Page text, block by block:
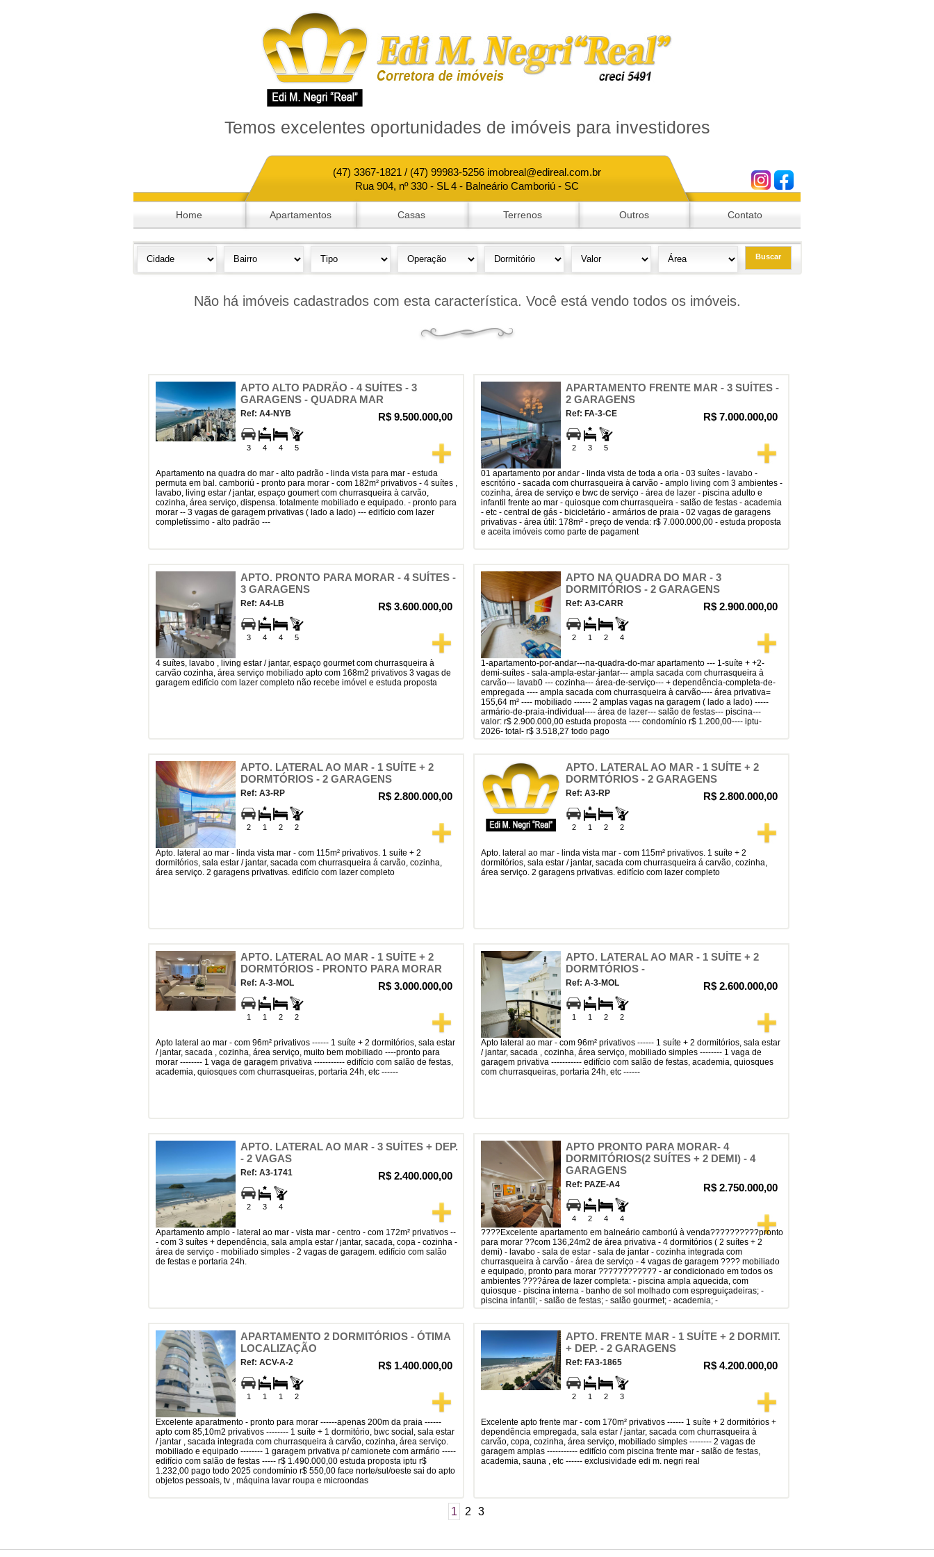
Temos excelentes oportunidades de imóveis para investidores
(47) 3367-1821 / (47) 99983-5256 imobreal@edireal.com.br
Rua 904, nº 330 - SL 4 - Balneário Camboriú - SC
Home Apartamentos Casas Terrenos Outros Contato
Buscar
Não há imóveis cadastrados com esta característica. Você está vendo todos os imóveis.
APTO ALTO PADRÃO - 4 SUÍTES - 3
GARAGENS - QUADRA MAR
Ref: A4-NYB R$ 9.500.000,00
3 4 4 5
apartamento na quadra do mar - alto padrão - linda vista para mar - estuda
permuta em bal. camboriú - pronto para morar - com 182m² privativos - 4 suítes ,
lavabo, living estar / jantar, espaço goumert com churrasqueira à carvão,
cozinha, área serviço, dispensa. totalmente mobiliado e equipado. - pronto para
morar -- 3 vagas de garagem privativas ( lado a lado) --- edifício com lazer
completíssimo - alto padrão ---
APARTAMENTO FRENTE MAR - 3 SUÍTES -
2 GARAGENS
Ref: FA-3-CE R$ 7.000.000,00
2 3 5
01 apartamento por andar - linda vista de toda a orla - 03 suítes - lavabo -
escritório - sacada com churrasqueira à carvão - amplo living com 3 ambientes -
cozinha, área de serviço e bwc de serviço - área de lazer - piscina adulto e
infantil frente ao mar - quiosque com churrasqueira - salão de festas - academia
- etc - central de gás - bicicletário - armários de praia - 02 vagas de garagens
privativas - área útil: 178m² - preço de venda: r$ 7.000.000,00 - estuda proposta
e aceita imóveis como parte de pagament
APTO. PRONTO PARA MORAR - 4 SUÍTES -
3 GARAGENS
Ref: A4-LB R$ 3.600.000,00
3 4 4 5
4 suítes, lavabo , living estar / jantar, espaço gourmet com churrasqueira à
carvão cozinha, área serviço mobiliado apto com 168m2 privativos 3 vagas de
garagem edifício com lazer completo não recebe imóvel e estuda proposta
APTO NA QUADRA DO MAR - 3
DORMITÓRIOS - 2 GARAGENS
Ref: A3-CARR R$ 2.900.000,00
2 1 2 4
1-apartamento-por-andar---na-quadra-do-mar apartamento --- 1-suíte + +2-
demi-suítes - sala-ampla-estar-jantar--- ampla sacada com churrasqueira à
carvão--- lavab0 --- cozinha--- área-de-serviço--- + dependência-completa-de-
empregada ---- ampla sacada com churrasqueira à carvão---- área privativa=
155,64 m² ---- mobiliado ------ 2 amplas vagas na garagem ( lado a lado) -----
armário-de-praia-individual---- área de lazer--- salão de festas--- piscina---
valor: r$ 2.900.000,00 estuda proposta ---- condomínio r$ 1.200,00---- iptu-
2026- total- r$ 3.518,27 todo pago
APTO. LATERAL AO MAR - 1 SUÍTE + 2
DORMTÓRIOS - 2 GARAGENS
Ref: A3-RP R$ 2.800.000,00
2 1 2 2
apto. lateral ao mar - linda vista mar - com 115m² privativos. 1 suíte + 2
dormitórios, sala estar / jantar, sacada com churrasqueira á carvão, cozinha,
área serviço. 2 garagens privativas. edifício com lazer completo
APTO. LATERAL AO MAR - 1 SUÍTE + 2
DORMTÓRIOS - 2 GARAGENS
Ref: A3-RP R$ 2.800.000,00
2 1 2 2
apto. lateral ao mar - linda vista mar - com 115m² privativos. 1 suíte + 2
dormitórios, sala estar / jantar, sacada com churrasqueira á carvão, cozinha,
área serviço. 2 garagens privativas. edifício com lazer completo
APTO. LATERAL AO MAR - 1 SUÍTE + 2
DORMTÓRIOS - PRONTO PARA MORAR
Ref: A-3-MOL R$ 3.000.000,00
1 1 2 2
apto lateral ao mar - com 96m² privativos ------ 1 suíte + 2 dormitórios, sala estar
/ jantar, sacada , cozinha, área serviço, muito bem mobiliado ----pronto para
morar -------- 1 vaga de garagem privativa ----------- edifício com salão de festas,
academia, quiosques com churrasqueiras, portaria 24h, etc ------
APTO. LATERAL AO MAR - 1 SUÍTE + 2
DORMTÓRIOS -
Ref: A-3-MOL R$ 2.600.000,00
1 1 2 2
apto lateral ao mar - com 96m² privativos ------ 1 suíte + 2 dormitórios, sala estar
/ jantar, sacada , cozinha, área serviço, mobiliado simples -------- 1 vaga de
garagem privativa ----------- edifício com salão de festas, academia, quiosques
com churrasqueiras, portaria 24h, etc ------
APTO. LATERAL AO MAR - 3 SUÍTES + DEP.
- 2 VAGAS
Ref: A3-1741 R$ 2.400.000,00
2 3 4
apartamento amplo - lateral ao mar - vista mar - centro - com 172m² privativos --
- com 3 suítes + dependência, sala ampla estar / jantar, sacada, copa - cozinha -
área de serviço - mobiliado simples - 2 vagas de garagem. edifício com salão
de festas e portaria 24h.
APTO PRONTO PARA MORAR- 4
DORMITÓRIOS(2 SUÍTES + 2 DEMI) - 4
GARAGENS
Ref: PAZE-A4 R$ 2.750.000,00
4 2 4 4
????excelente apartamento em balneário camboriú à venda??????????pronto
para morar ??com 136,24m2 de área privativa - 4 dormitórios ( 2 suítes + 2
demi) - lavabo - sala de estar - sala de jantar - cozinha integrada com
churrasqueira à carvão - área de serviço - 4 vagas de garagem ???? mobiliado
e equipado, pronto para morar ???????????? - ar condicionado em todos os
ambientes ????área de lazer completa: - piscina ampla aquecida, com
quiosque - piscina interna - banho de sol molhado com espreguiçadeiras; -
piscina infantil; - salão de festas; - salão gourmet; - academia; -
APARTAMENTO 2 DORMITÓRIOS - ÓTIMA
LOCALIZAÇÃO
Ref: ACV-A-2 R$ 1.400.000,00
1 1 1 2
excelente aparatmento - pronto para morar ------apenas 200m da praia ------
apto com 85,10m2 privativos -------- 1 suíte + 1 dormitório, bwc social, sala estar
/ jantar , sacada integrada com churrasqueira à carvão, cozinha, área serviço.
mobiliado e equipado -------- 1 garagem privativa p/ camionete com armário -----
edifício com salão de festas ----- r$ 1.490.000,00 estuda proposta iptu r$
1.232,00 pago todo 2025 condomínio r$ 550,00 face norte/sul/oeste sai do apto
objetos pessoais, tv , máquina lavar roupa e microondas
APTO. FRENTE MAR - 1 SUÍTE + 2 DORMIT.
+ DEP. - 2 GARAGENS
Ref: FA3-1865 R$ 4.200.000,00
2 1 2 3
excelente apto frente mar - com 170m² privativos ------ 1 suíte + 2 dormitórios +
dependência empregada, sala estar / jantar, sacada com churrasqueira à
carvão, copa, cozinha, área serviço, mobiliado simples -------- 2 vagas de
garagem amplas ----------- edifício com piscina frente mar - salão de festas,
academia, sauna , etc ------ exclusividade edi m. negri real
1 2 3